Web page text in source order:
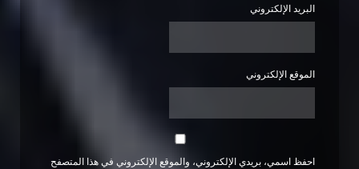
البريد الإلكتروني
الموقع الإلكتروني
احفظ اسمي، بريدي الإلكتروني، والموقع الإلكتروني في هذا المتصفح